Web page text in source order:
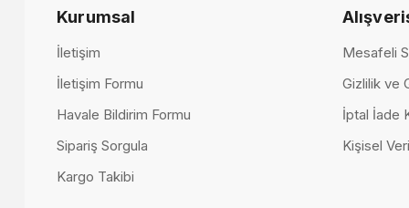
Volo Walnut Yemek Odası
250.000,00 TL
Kurumsal
İletişim
İletişim Formu
Havale Bildirim Formu
Sipariş Sorgula
Kargo Takibi
Mesafeli
Gizlilik ve
İptal İade
Kişisel